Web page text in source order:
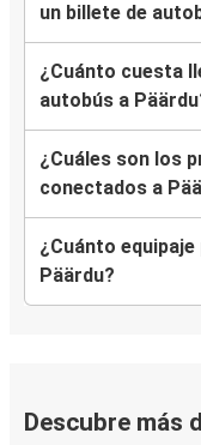
un billete de
¿Cuánto cuesta
autobús a
¿Cuáles son los
conectados a
¿Cuánto
Päärdu?
Descubre más